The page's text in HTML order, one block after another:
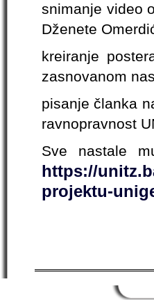
snimanje video
Dženete
kreiranje
zasnovanom
pisanje članka
ravnopravnost
Sve nastale
https://
projektu-